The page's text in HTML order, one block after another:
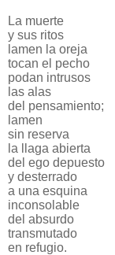
La muerte
y sus ritos
lamen la oreja
tocan el pecho
podan intrusos
las alas
del pensamiento;
lamen
sin reserva
la llaga abierta
del ego depuesto
y desterrado
a una esquina
inconsolable
del absurdo
transmutado
en refugio.